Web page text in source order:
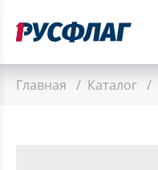
Главная / Каталог /